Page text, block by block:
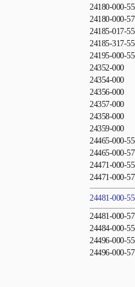
24180-000-55
24180-000-57
24185-017-55
24185-317-55
24195-000-55
24352-000
24354-000
24356-000
24357-000
24358-000
24359-000
24465-000-55
24465-000-57
24471-000-55
24471-000-57
24481-000-55
24481-000-57
24484-000-55
24496-000-55
24496-000-57